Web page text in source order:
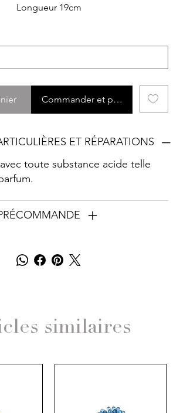
Longueur 19cm
Commander et payer
ET RÉPARATIONS
toute substance acide telle
similaires